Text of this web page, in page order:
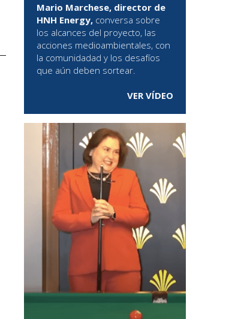
Mario Marchese, director de
HNH Energy, conversa sobre
los alcances del proyecto, las
acciones medioambientales, con
la comunidadad y los desafíos
que aún deben sortear.
VER VÍDEO